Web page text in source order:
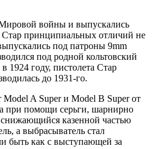
войны и выпускались
Стар принципиальных отличий не
под патроны 9mm
под родной кольтовский
1924 году, пистолета Стар
до 1931-го.
Model A Super и Model B Super от
при помощи серьги, шарнирно
снижающийся казенной частью
а выбрасыватель стал
быть как с выступающей за